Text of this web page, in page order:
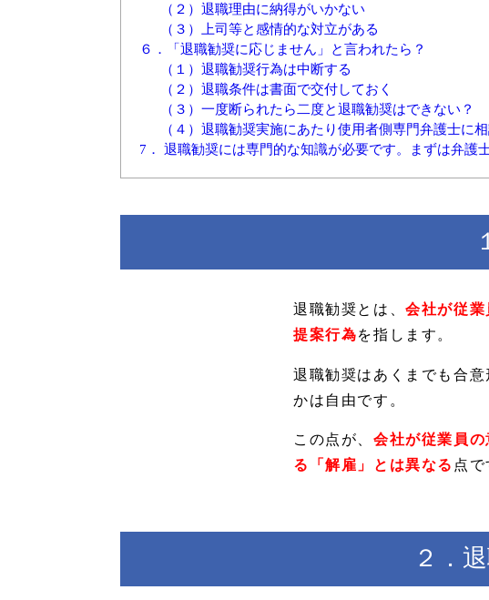
（２）退職理由に納得がいかない
（３）上司等と感情的な対立がある
６．「退職勧奨に応じません」と言われたら？
（１）退職勧奨行為は中断する
（２）退職条件は書面で交付しておく
（３）一度断られたら二度と退職勧奨はできない？
（４）退職勧奨実施にあたり使用者側専門弁護士に
7． 退職勧奨には専門的な知識が必要です。まずは弁護
退職勧奨とは、会社が従
提案行為を指します。
退職勧奨はあくまでも合
かは自由です。
この点が、 会社が従業員
る「解雇」とは異なる 点で
２．